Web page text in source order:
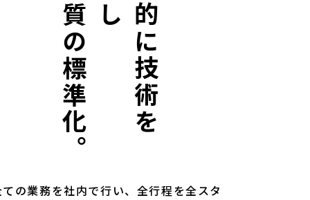
組織的に技術を
高品質の標準化。
の業務を社内で行い、全行程を全スタ